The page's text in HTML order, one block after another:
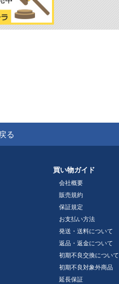
る
買い物ガイド
会社概要
販売規約
保証規定
お支払い方法
発送・送料について
返品・返金について
初期不良交換について
初期不良対象外商品
延長保証